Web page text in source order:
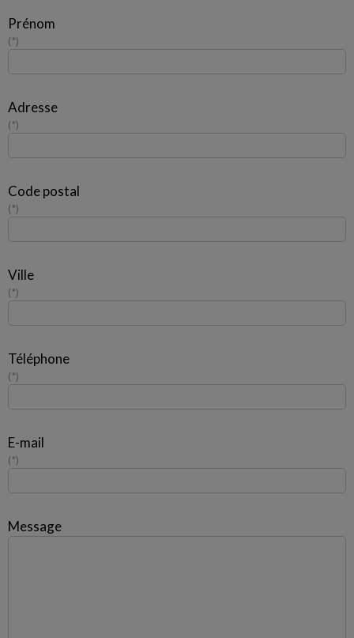
Prénom
*
Adresse
*
Code postal
*
Ville
*
Téléphone
*
E-mail
*
Message